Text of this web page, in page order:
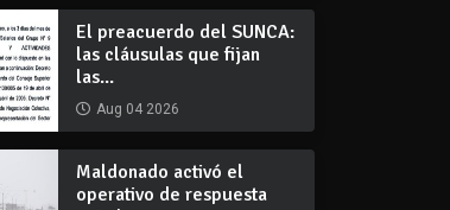
El preacuerdo del SUNCA:
las cláusulas que fijan
las...
Aug 04 2026
Maldonado activó el
operativo de respuesta